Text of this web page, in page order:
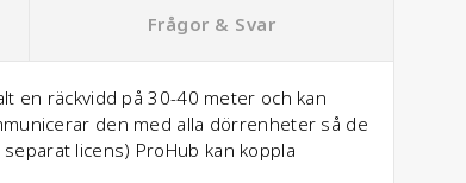
Frågor & Svar
en räckvidd på 30-40 meter och kan
den med alla dörrenheter så de
licens) ProHub kan koppla